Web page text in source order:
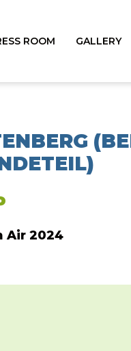
ROOM GALLERY
Air 2024